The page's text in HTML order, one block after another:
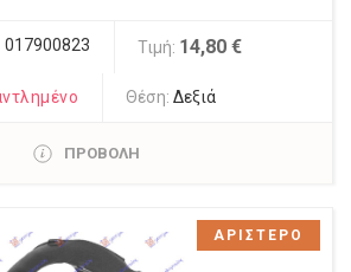
017900823 Τιμή: 14,80 €
Θέση:Δεξιά
ΠΡΟΒΟΛΗ
ΑΡΙΣΤΕΡΟ